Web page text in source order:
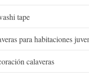
tape
para habitaciones
calaveras